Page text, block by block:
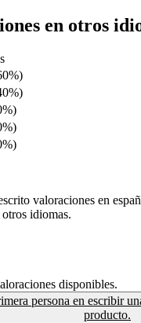
en otros
valoraciones en
idiomas.
disponibles.
persona en escribir
producto.